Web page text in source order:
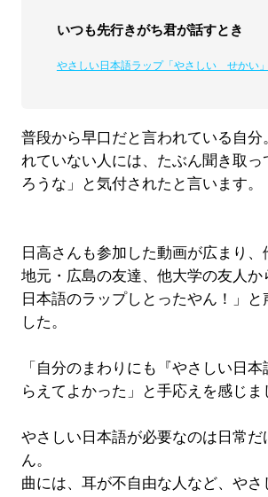
いつも先行きがち君が話すとき
やさしい日本語ラップ「やさしい せかい
普段から早口だと言われている自分
れていない人には、たぶん聞き取っ
ろうな」と気付されたと言います。
日高さんも参加した動画が広まり
地元・広島の友達、他大学の友人か
日本語のラップしとったやん！」と
した。
「自分のまわりにも『やさしい日
らえてよかった」と手応えを感じま
やさしい日本語が必要なのは日常だ
ん。
曲には、耳が不自由な人など、やさ